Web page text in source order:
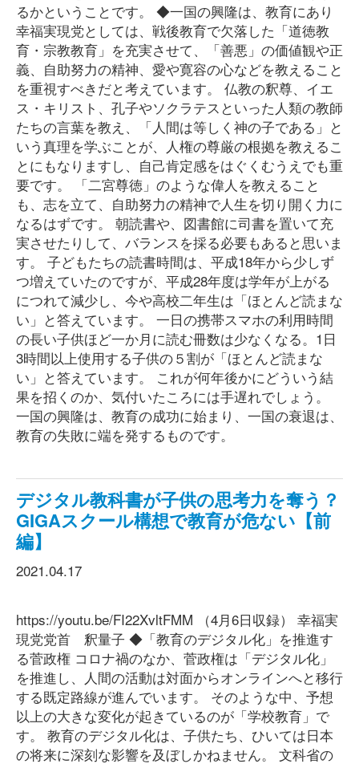
るかということです。 ◆一国の興隆は、教育にあり
幸福実現党としては、戦後教育で欠落した「道徳教
育・宗教教育」を充実させて、「善悪」の価値観や正
義、自助努力の精神、愛や寛容の心などを教えること
を重視すべきだと考えています。 仏教の釈尊、イエ
ス・キリスト、孔子やソクラテスといった人類の教師
たちの言葉を教え、「人間は等しく神の子である」と
いう真理を学ぶことが、人権の尊厳の根拠を教えるこ
とにもなりますし、自己肯定感をはぐくむうえでも重
要です。 「二宮尊徳」のような偉人を教えること
も、志を立て、自助努力の精神で人生を切り開く力に
なるはずです。 朝読書や、図書館に司書を置いて充
実させたりして、バランスを採る必要もあると思いま
す。 子どもたちの読書時間は、平成18年から少しず
つ増えていたのですが、平成28年度は学年が上がる
につれて減少し、今や高校二年生は「ほとんど読まな
い」と答えています。 一日の携帯スマホの利用時間
の長い子供ほど一か月に読む冊数は少なくなる。1日
3時間以上使用する子供の５割が「ほとんど読まな
い」と答えています。 これが何年後かにどういう結
果を招くのか、気付いたころには手遅れでしょう。
一国の興隆は、教育の成功に始まり、一国の衰退は、
教育の失敗に端を発するものです。
デジタル教科書が子供の思考力を奪う？
GIGAスクール構想で教育が危ない【前
編】
2021.04.17
https://youtu.be/FI22XvltFMM （4月6日収録） 幸福実
現党党首 釈量子 ◆「教育のデジタル化」を推進す
る菅政権 コロナ禍のなか、菅政権は「デジタル化」
を推進し、人間の活動は対面からオンラインへと移行
する既定路線が進んでいます。 そのような中、予想
以上の大きな変化が起きているのが「学校教育」で
す。 教育のデジタル化は、子供たち、ひいては日本
の将来に深刻な影響を及ぼしかねません。 文科省の